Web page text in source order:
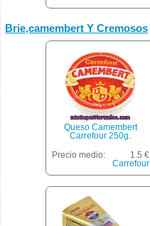
Brie,camembert Y Cremosos
Queso Camembert
Carrefour 250g.
Precio medio:
1.5 €
Carrefour